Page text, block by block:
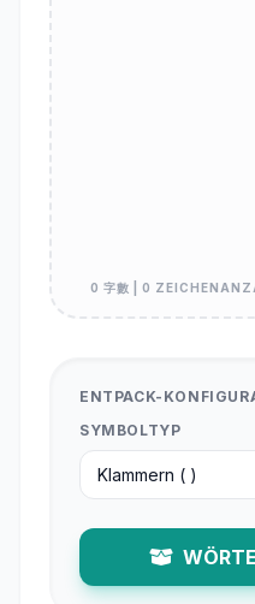
0 字數 | 0
ENTPACK-
SYMBOLTYP